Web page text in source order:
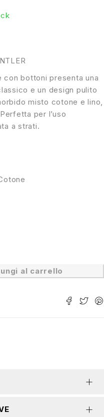
con bottoni presenta una
e un design pulito
misto cotone e lino,
per l’uso
a strati.
al carrello